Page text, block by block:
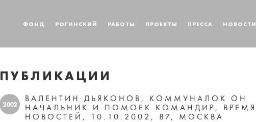
ФОНД РОГИНСКИЙ РАБОТЫ ПРОЕКТЫ ПРЕССА НОВОСТИ
ПУБЛИКАЦИИ
2002
ВАЛЕНТИН ДЬЯКОНОВ, КОММУНАЛОК ОН
НАЧАЛЬНИК И ПОМОЕК КОМАНДИР, ВРЕМЯ
НОВОСТЕЙ, 10.10.2002, 87, МОСКВА